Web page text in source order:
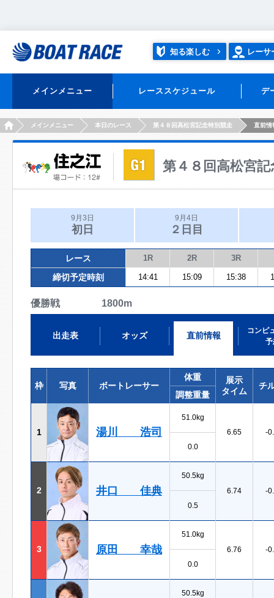
知る楽しむ レーサ
メインメニュー レーススケジュール デ
HOMEメインメニュー 本日のレース 第４８回高松宮記念特別競走 直前情
第４８回高松宮
9月3日
初日
9月4日
２日目
レース 1R 2R 3R
締切予定時刻 14:41 15:09 15:38
優勝戦 1800m
出走表 オッズ 直前情報
コンピ
予
枠 写真 ボートレーサー
体重
展示
タイム
チ
調整重量
1 湯川 浩司
51.0kg
6.65
-
0.0
2 井口 佳典
50.5kg
6.74
-
0.5
3 原田 幸哉
51.0kg
6.76
-
0.0
50.5kg